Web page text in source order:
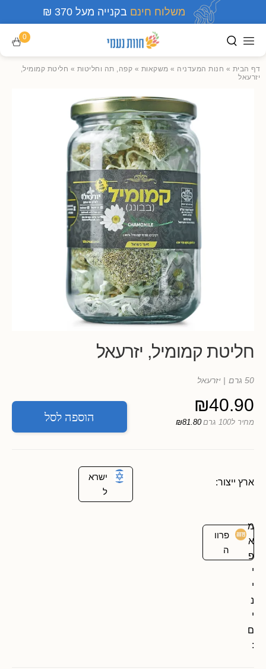
משלוח חינם בקנייה מעל 370 ₪
0
דף הבית » חנות המעדניה » משקאות » קפה, תה וחליטות » חליטת קמומיל,
יזרעאל
חליטת קמומיל, יזרעאל
50 גרם | יזרעאל
₪40.90
מחיר ל100 גרם ₪81.80 הוספה לסל
ארץ ייצור:
ישרא
ל
מ
א
פ
י
י
נ
י
ם
:
פרוו
ה